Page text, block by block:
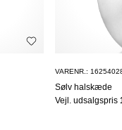
VARENR.:
Sølv halskæde
Vejl. udsalgspris